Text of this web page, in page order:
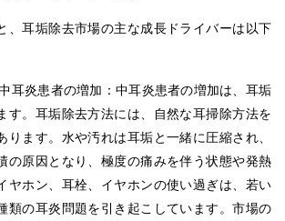
、耳垢除去市場の主な成長ドライバーは以下
耳炎患者の増加：中耳炎患者の増加は、耳垢
す。耳垢除去方法には、自然な耳掃除方法を
ります。水や汚れは耳垢と一緒に圧縮され、
の原因となり、極度の痛みを伴う状態や発熱
ヤホン、耳栓、イヤホンの使い過ぎは、若い
類の耳炎問題を引き起こしています。市場の